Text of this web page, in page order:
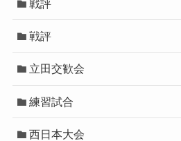
戦評
戦評
立田交歓会
練習試合
西日本大会